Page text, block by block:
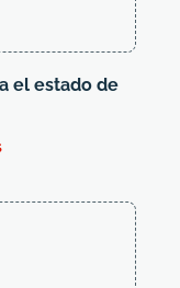
el estado de